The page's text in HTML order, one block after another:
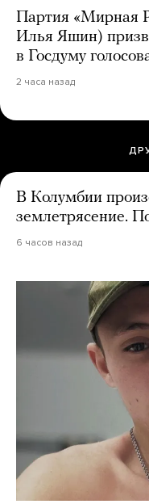
Партия «Мирная
Илья Яшин)
в Госдуму
2 часа назад
В Колумбии
землетрясение.
6 часов назад